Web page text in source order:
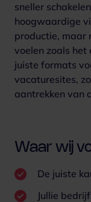
sneller
hoogwaardige
productie,
voelen zoals het
juiste formats
vacaturesites,
aantrekken van
Waar wij
De juiste
Jullie